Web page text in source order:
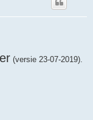
(versie 23-07-2019).